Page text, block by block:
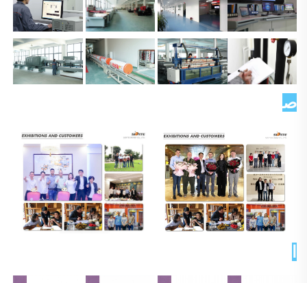
صورة العميل